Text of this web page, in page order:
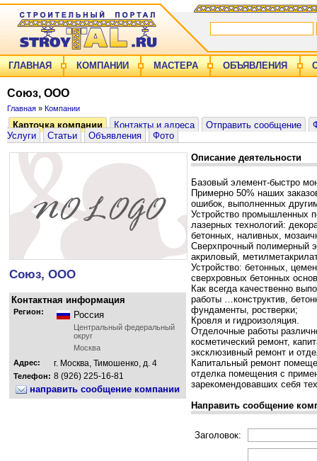
ГЛАВНАЯ КОМПАНИИ МАСТЕРА ОБЪЯВЛЕНИЯ
Союз, ООО
Главная » Компании
Карточка компании Контакты и адреса Отправить сообщение
Услуги
Статьи Объявления Фото
Союз, ООО
Контактная информация
Регион: Россия
Центральный федеральный
округ
Москва
Адрес:
г. Москва, Тимошенко, д. 4
Телефон: 8 (926) 225-16-81
направить сообщение компании
Описание деятельности
Базовый элемент-быстро
Примерно 50% наших
ошибок, выполненных
Устройство промышленных
лазерных технологий:
бетонных, наливных,
Сверхпрочный полимерный
акриловый,
Устройство: бетонных,
сверхровных бетонных
Как всегда качественно
работы …конструктив,
фундаменты, ростверки;
Кровля и гидроизоляция.
Отделочные работы
косметический ремонт,
эксклюзивный ремонт и
Капитальный ремонт
отделка помещения с
зарекомендовавших себя
Направить сообщение
Заголовок: